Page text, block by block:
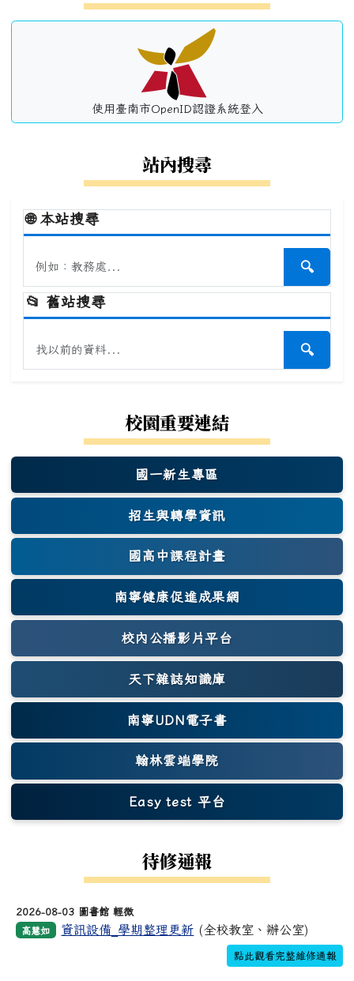
使用臺南市OpenID認證系統登入
站內搜尋
🌐本站搜尋
🔍
開始本
📂
舊站搜尋
🔍
開始舊
校園重要連結
國一新生專區
(另開新視窗)
招生與轉學資訊
國高中課程計畫
南寧健康促進成果網
(另開新視窗)
校內公播影片平台
天下雜誌知識庫
(另開新視窗)
南寧UDN電子書
翰林雲端學院
Easy test 平台
(另開新視窗)
待修通報
2026-08-03 圖書館 輕微
高慧如 資訊設備_學期整理更新 (全校教室、辦公室)
點此觀看完整維修通報